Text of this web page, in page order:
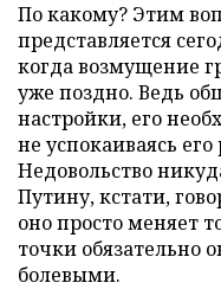
По какому? Этим
представляется
когда возмущение
уже поздно. Ведь
настройки, его
не успокаиваясь
Недовольство
Путину, кстати,
оно просто меняет
точки обязательно
болевыми.